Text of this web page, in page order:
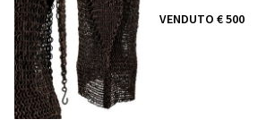
VENDUTO € 500